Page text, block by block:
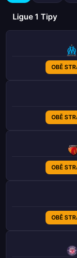
Ligue 1 Tipy
OBĚ
OBĚ
OBĚ
OBĚ